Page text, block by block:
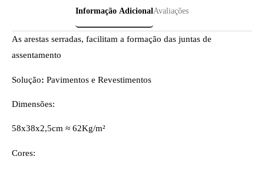
Informação AdicionalAvaliações
As arestas serradas, facilitam a formação das juntas de
assentamento
Solução: Pavimentos e Revestimentos
Dimensões:
58x38x2,5cm ≈ 62Kg/m²
Cores: